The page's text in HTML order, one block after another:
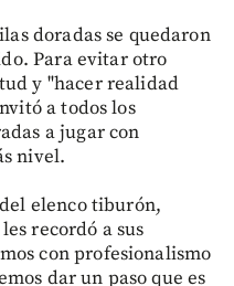
doradas se quedaron
Para evitar otro
y "hacer realidad
a todos los
a jugar con
nivel.
elenco tiburón,
recordó a sus
con profesionalismo
dar un paso que es